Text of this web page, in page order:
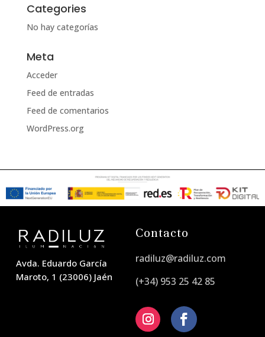
Categories
No hay categorías
Meta
Acceder
Feed de entradas
Feed de comentarios
WordPress.org
Avda. Eduardo García
Maroto, 1 (23006) Jaén
Contacto
radiluz@radiluz.com
(+34) 953 25 42 85